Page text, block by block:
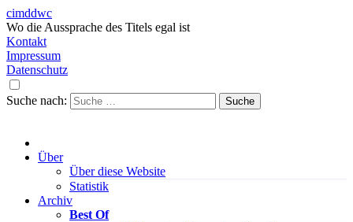
cimddwc
Wo die Aussprache des Titels egal ist
Kontakt
Impressum
Datenschutz
Suche nach:
Über
Über diese Website
Statistik
Archiv
Best Of